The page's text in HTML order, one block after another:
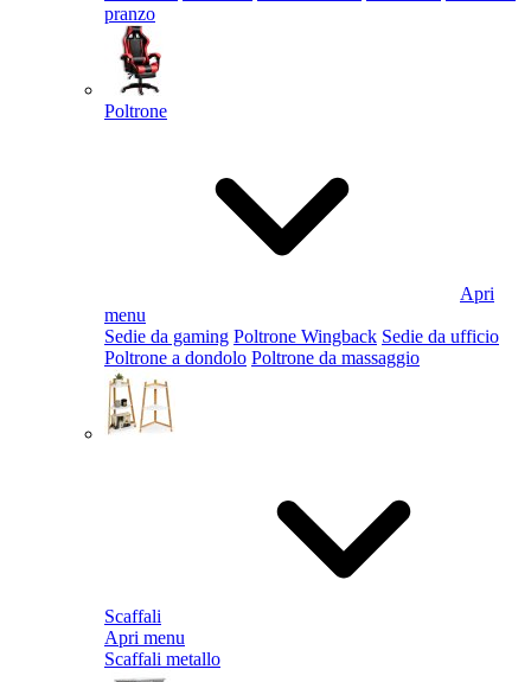
pranzo
Poltrone
Apri
menu
Sedie da gaming Poltrone Wingback Sedie da ufficio
Poltrone a dondolo Poltrone da massaggio
Scaffali
Apri menu
Scaffali metallo